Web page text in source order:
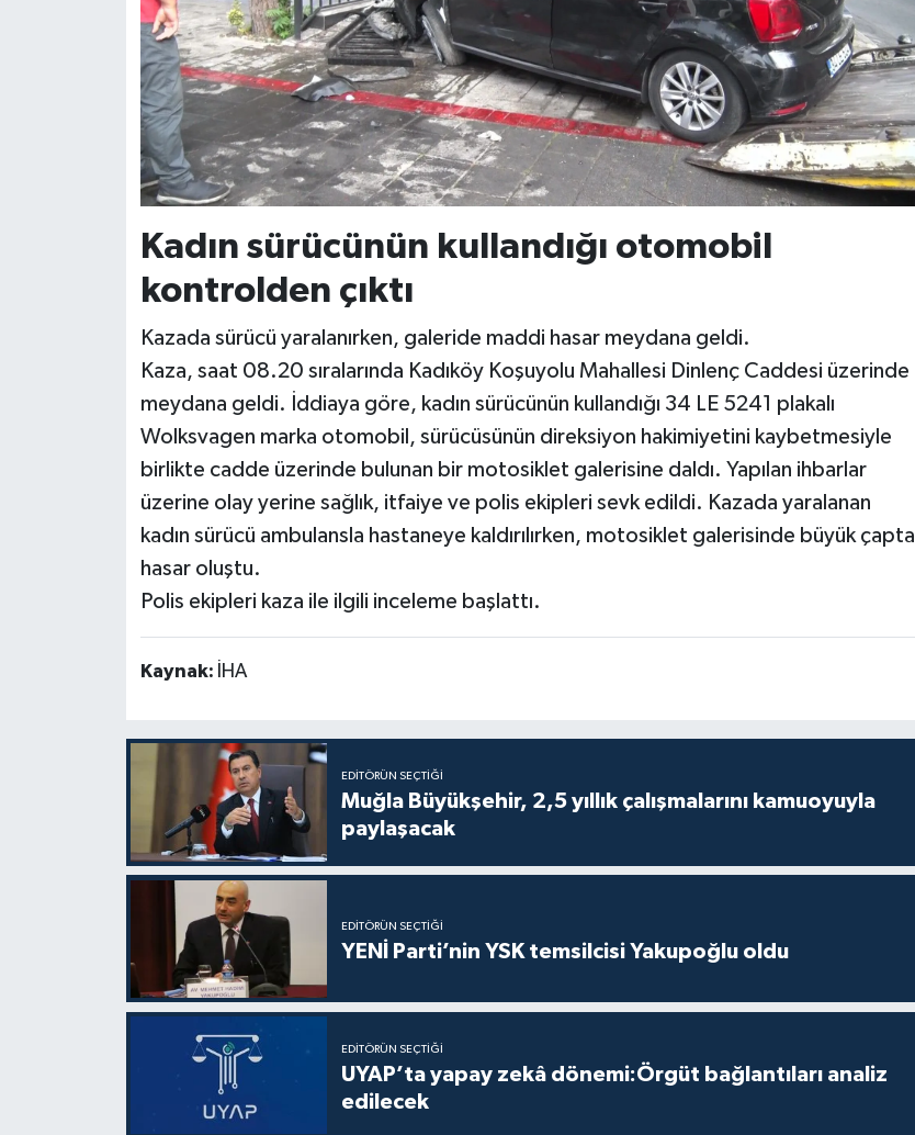
Kadın sürücünün kullandığı otomobil
kontrolden çıktı
Kazada sürücü yaralanırken, galeride maddi hasar meydana geldi.
Kaza, saat 08.20 sıralarında Kadıköy Koşuyolu Mahallesi Dinlenç Caddesi üzerinde
meydana geldi. İddiaya göre, kadın sürücünün kullandığı 34 LE 5241 plakalı
Wolksvagen marka otomobil, sürücüsünün direksiyon hakimiyetini kaybetmesiyle
birlikte cadde üzerinde bulunan bir motosiklet galerisine daldı. Yapılan ihbarlar
üzerine olay yerine sağlık, itfaiye ve polis ekipleri sevk edildi. Kazada yaralanan
kadın sürücü ambulansla hastaneye kaldırılırken, motosiklet galerisinde büyük çapta
hasar oluştu.
Polis ekipleri kaza ile ilgili inceleme başlattı.
Kaynak: İHA
EDITÖRÜN SEÇTIĞI
Muğla Büyükşehir, 2,5 yıllık çalışmalarını kamuoyuyla
paylaşacak
EDITÖRÜN SEÇTIĞI
YENİ Parti’nin YSK temsilcisi Yakupoğlu oldu
EDITÖRÜN SEÇTIĞI
UYAP’ta yapay zekâ dönemi:Örgüt bağlantıları analiz
edilecek